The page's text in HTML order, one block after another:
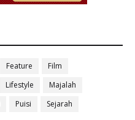
Feature
Film
Lifestyle
Majalah
Puisi
Sejarah